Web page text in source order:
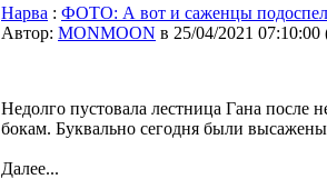
Нарва : ФОТО: А вот и саженцы
Автор: MONMOON в 25/04/2021 07:10:00
Недолго пустовала лестница Гана после
бокам. Буквально сегодня были
Далее...